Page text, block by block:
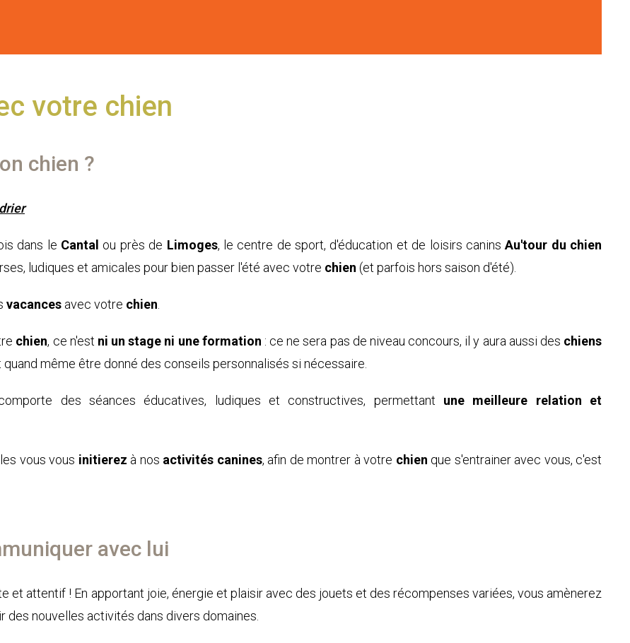
votre chien
chien ?
dans le Cantal ou près de Limoges, le centre de sport, d'éducation et de loisirs caninsAu'tour du chien
ludiques et amicales pour bien passer l'été avec votre chien (et parfois hors saison d'été).
vacances avec votre chien
chien, ce n'est ni un stage ni une formation : ce ne sera pas de niveau concours, il y aura aussi des chiens
même être donné des conseils personnalisés si nécessaire.
des séances éducatives, ludiques et constructives, permettant une meilleure relation et
vous vous initierez à nos activités canines, afin de montrer à votre chien que s'entrainer avec vous, c'est
avec lui
et attentif ! En apportant joie, énergie et plaisir avec des jouets et des récompenses variées, vous amènerez
nouvelles activités dans divers domaines.